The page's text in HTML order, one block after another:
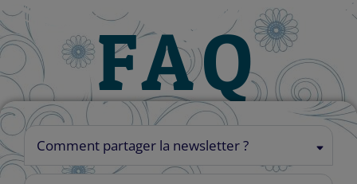
FAQ
Comment partager la newsletter ?